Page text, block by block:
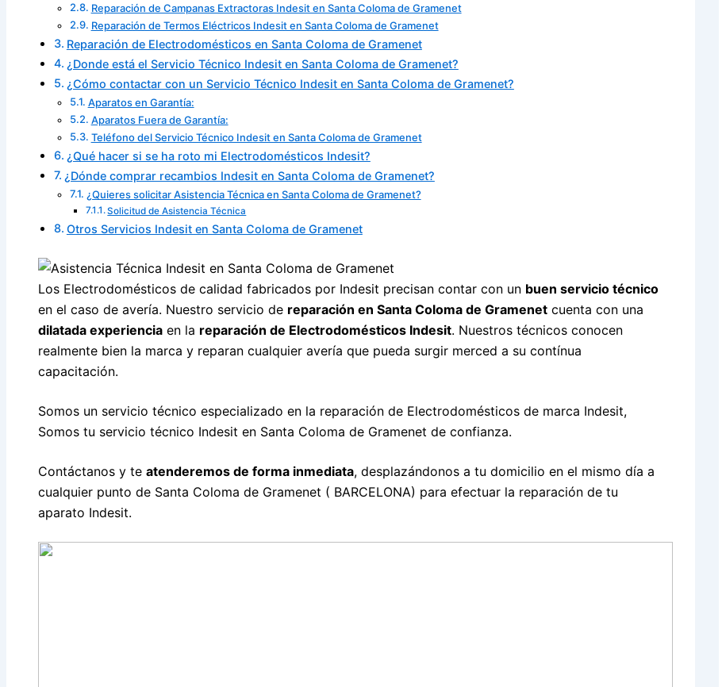
Reparación de Campanas Extractoras Indesit en Santa Coloma de Gramenet
Reparación de Termos Eléctricos Indesit en Santa Coloma de Gramenet
Reparación de Electrodomésticos en Santa Coloma de Gramenet
¿Donde está el Servicio Técnico Indesit en Santa Coloma de Gramenet?
¿Cómo contactar con un Servicio Técnico Indesit en Santa Coloma de Gramenet?
Aparatos en Garantía:
Aparatos Fuera de Garantía:
Teléfono del Servicio Técnico Indesit en Santa Coloma de Gramenet
¿Qué hacer si se ha roto mi Electrodomésticos Indesit?
¿Dónde comprar recambios Indesit en Santa Coloma de Gramenet?
¿Quieres solicitar Asistencia Técnica en Santa Coloma de Gramenet?
Solicitud de Asistencia Técnica
Otros Servicios Indesit en Santa Coloma de Gramenet
Los Electrodomésticos de calidad fabricados por Indesit precisan contar con un buen servicio técnico
en el caso de avería. Nuestro servicio de reparación en Santa Coloma de Gramenet cuenta con una
dilatada experiencia en la reparación de Electrodomésticos Indesit. Nuestros técnicos conocen
realmente bien la marca y reparan cualquier avería que pueda surgir merced a su contínua
capacitación.
Somos un servicio técnico especializado en la reparación de Electrodomésticos de marca Indesit,
Somos tu servicio técnico Indesit en Santa Coloma de Gramenet de confianza.
Contáctanos y te atenderemos de forma inmediata, desplazándonos a tu domicilio en el mismo día a
cualquier punto de Santa Coloma de Gramenet ( BARCELONA) para efectuar la reparación de tu
aparato Indesit.